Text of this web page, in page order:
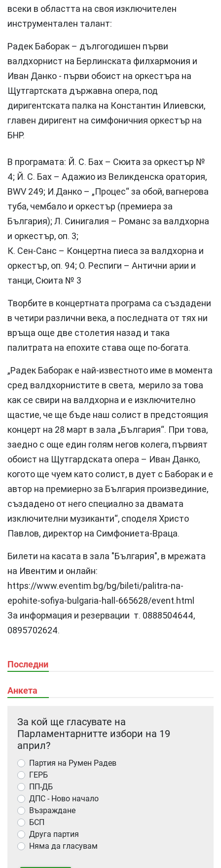
всеки в областта на своя изключителен
инструментален талант:
Радек Баборак – дългогодишен първи
валдхорнист на Берлинската филхармония и
Иван Данко - първи обоист на оркестъра на
Щутгартската държавна опера, под
диригентската палка на Константин Илиевски,
главен диригент на симфоничния оркестър на
БНР.
В програмата: Й. С. Бах – Сюита за оркестър №
4; Й. С. Бах – Адажио из Великденска оратория,
BWV 249; И.Данко – „Процес“ за обой, вагнерова
туба, чембало и оркестър (премиера за
България); Л. Синигалия – Романс за валдхорна
и оркестър, оп. 3;
К. Сен-Санс – Концертна пиеса за валдхорна и
оркестър, оп. 94; О. Респиги – Антични арии и
танци, Сюита № 3
Творбите в концертната програма са създадени
в четири различни века, а последната от тях ни
връща още две столетия назад и така
палитрата на епохите става още по-богата.
„Радек Баборак е най-известното име в момента
сред валдхорнистите в света, мерило за това
как се свири на валдхорна и е изключително
щастие, че ще бъде наш солист в предстоящия
концерт на 28 март в зала „България“. При това,
заедно с още един голям негов колега, първият
обоист на Щутгардската опера – Иван Данко,
когото ще чуем като солист, в дует с Баборак и е
автор на премиерно за България произвединие,
създадено от него специално за двамата
изключителни музиканти“, споделя Христо
Павлов, директор на Симфониета-Враца.
Билети на касата в зала "България", в мрежата
на Ивентим и онлайн:
https://www.eventim.bg/bg/bileti/palitra-na-
epohite-sofiya-bulgaria-hall-665628/event.html
За информация и резервации т. 0888504644,
0895702624.
Последни
Анкета
За кой ще гласувате на
Парламентарнитте избори на 19
април?
Партия на Румен Радев
ГЕРБ
ПП-ДБ
ДПС - Ново начало
Възраждане
БСП
Друга партия
Няма да гласувам